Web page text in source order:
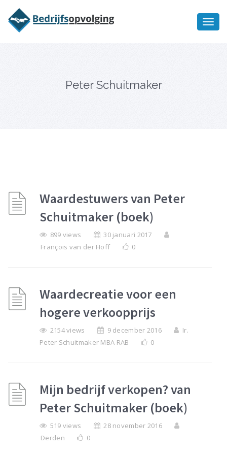
Peter Schuitmaker
Waardestuwers van Peter
Schuitmaker (boek)
899 views
30 januari 2017
François van der Hoff
0
Waardecreatie voor een
hogere verkoopprijs
2154 views 9 december 2016
Ir.
Peter Schuitmaker MBA RAB
0
Mijn bedrijf verkopen? van
Peter Schuitmaker (boek)
519 views
28 november 2016
Derden
0
bedrijfsopvolging voor fiscaal
juridisch advies
Ik wil meer informatie